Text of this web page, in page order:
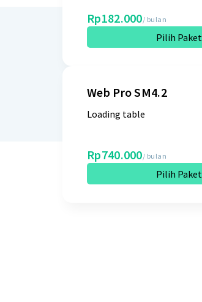
Rp182.000/ bulan
Pilih Paket
Web Pro SM4.2
Loading table
Rp740.000/ bulan
Pilih Paket